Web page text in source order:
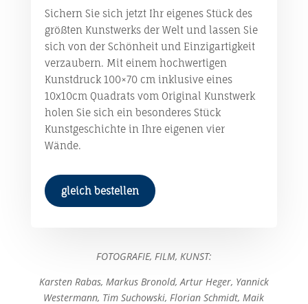
Sichern Sie sich jetzt Ihr eigenes Stück des
größten Kunstwerks der Welt und lassen Sie
sich von der Schönheit und Einzigartigkeit
verzaubern. Mit einem hochwertigen
Kunstdruck 100×70 cm inklusive eines
10x10cm Quadrats vom Original Kunstwerk
holen Sie sich ein besonderes Stück
Kunstgeschichte in Ihre eigenen vier
Wände.
gleich bestellen
FOTOGRAFIE, FILM, KUNST:
Karsten Rabas, Markus Bronold, Artur Heger, Yannick
Westermann, Tim Suchowski, Florian Schmidt, Maik